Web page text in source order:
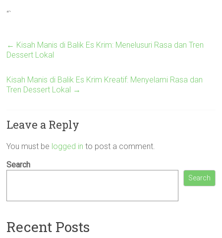
“`
← Kisah Manis di Balik Es Krim: Menelusuri Rasa dan Tren
Dessert Lokal
Kisah Manis di Balik Es Krim Kreatif: Menyelami Rasa dan
Tren Dessert Lokal →
Leave a Reply
You must be logged in to post a comment.
Search
Search
Recent Posts